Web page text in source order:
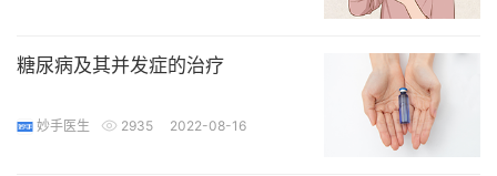
糖尿病及其并发症的治疗
妙手医生 2935 2022-08-16